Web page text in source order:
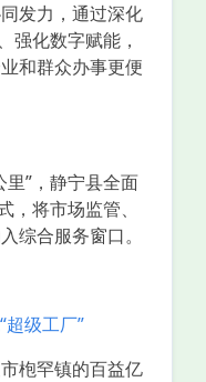
发力，通过深化
强化数字赋能，
和群众办事更便
”，静宁县全面
，将市场监管、
综合服务窗口。
级工厂”
枹罕镇的百益亿